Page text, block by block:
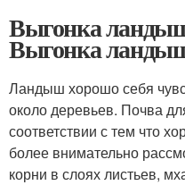
Выгонка
Выгонка
Ландыш хорошо себя
около деревьев. Почва
соответствии с тем что
более внимательно
корни в слоях листьев,